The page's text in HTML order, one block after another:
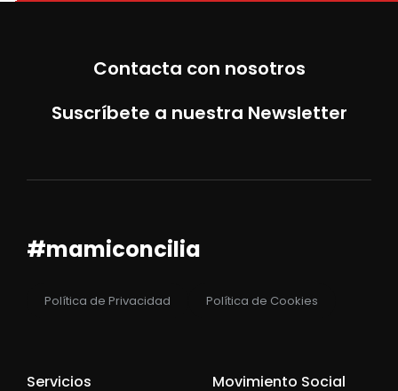
Contacta con nosotros
Suscríbete a nuestra Newsletter
#mamiconcilia
Política de Privacidad Política de Cookies
Servicios Movimiento Social